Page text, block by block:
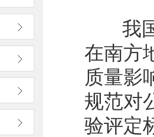
我
在南方
质量影
规范对
验评定